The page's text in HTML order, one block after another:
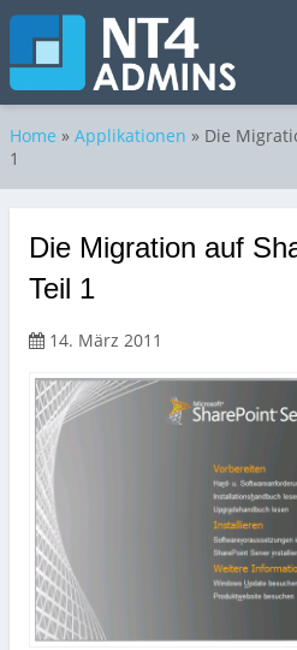
Home » Applikationen » Die
1
Die Migration auf
Teil 1
14. März 2011